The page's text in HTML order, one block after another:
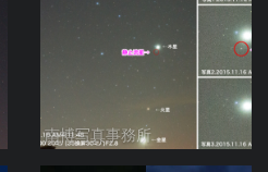
南博写真事務所